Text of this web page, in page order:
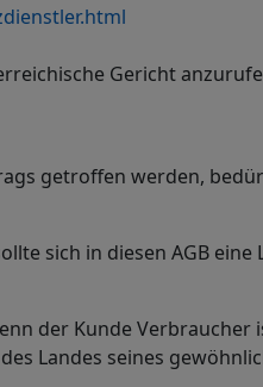
Gericht
getroffen werden,
sich in diesen AGB
der Kunde
Landes seines